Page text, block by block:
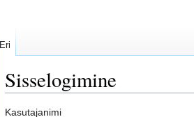
Sisselogimine
Kasutajanimi
Eri